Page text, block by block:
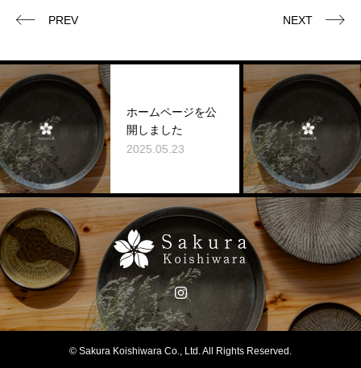
PREV NEXT
ホームページを公
開しました
2025.05.23
© Sakura Koishiwara Co., Ltd. All Rights Reserved.